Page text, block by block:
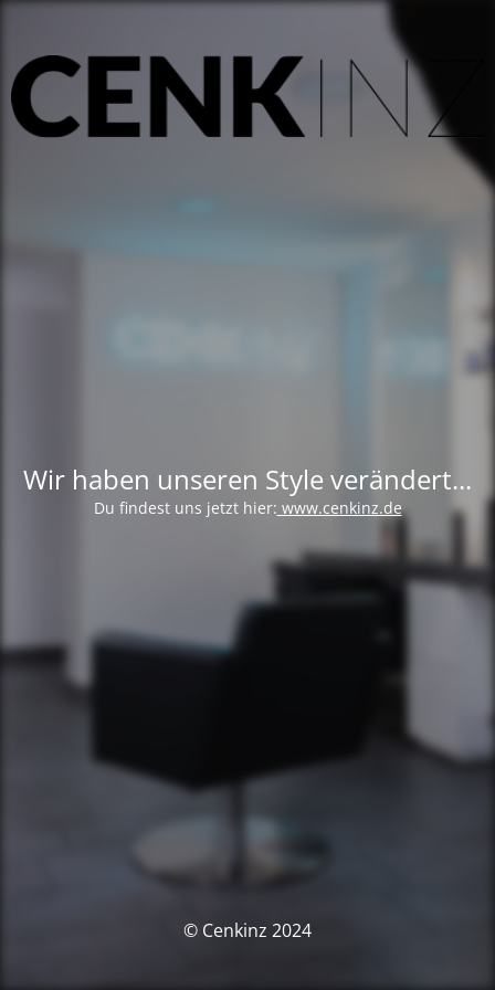
Wir haben unseren Style verändert...
Du findest uns jetzt hier: www.cenkinz.de
© Cenkinz 2024